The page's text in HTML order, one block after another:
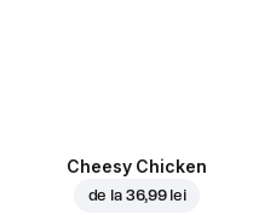
Cheesy Chicken
de la 36,99 lei